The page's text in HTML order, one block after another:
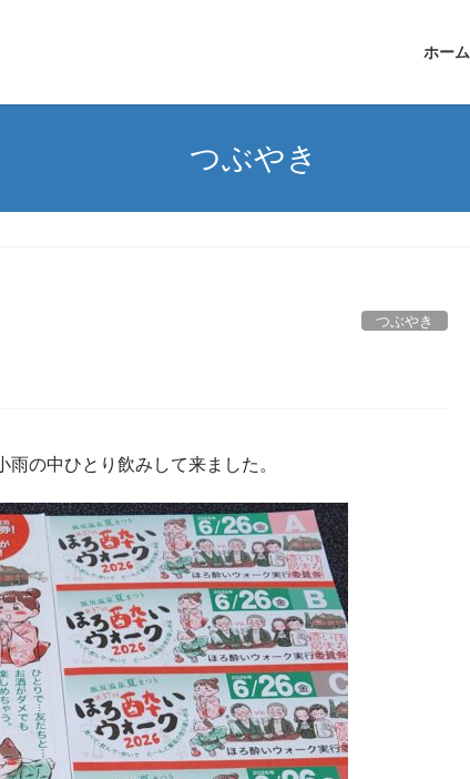
ホーム
つぶやき
つぶやき
の中ひとり飲みして来ました。